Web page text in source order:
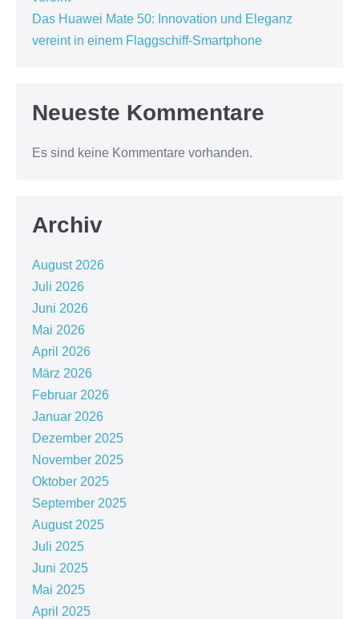
Das Huawei Mate 50: Innovation und Eleganz
vereint in einem Flaggschiff-Smartphone
Neueste Kommentare
Es sind keine Kommentare vorhanden.
Archiv
August 2026
Juli 2026
Juni 2026
Mai 2026
April 2026
März 2026
Februar 2026
Januar 2026
Dezember 2025
November 2025
Oktober 2025
September 2025
August 2025
Juli 2025
Juni 2025
Mai 2025
April 2025